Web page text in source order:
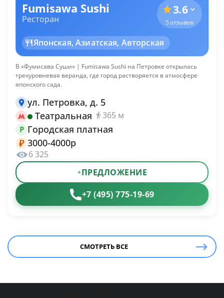
Fumisawa Sushi
Ресторан
3.6
5 отзывов
Японская, Азиатская, Авторская
В «Фумисава Суши» | Fumisawa Sushi на Петровке открылась
трехуровневая веранда, где город растворяется в атмосфере
японского сада.
ул. Петровка, д. 5
Театральная
365 м
P Городская платная
₽ 3000-4000р
6 325
ПРЕДЛОЖЕНИЕ
+7 (495) 775-19-69
СМОТРЕТЬ ВСЕ